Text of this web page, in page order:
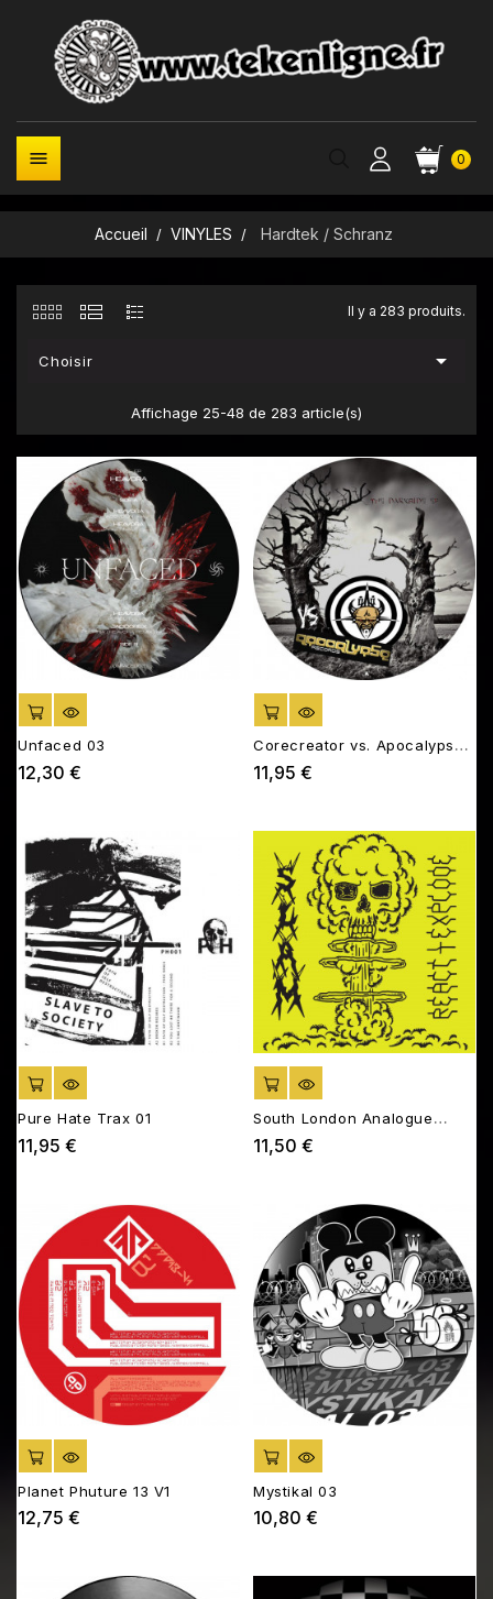
0

Accueil VINYLES Hardtek / Schranz
Il y a 283 produits.
Choisir 
Affichage 25-48 de 283 article(s)
AJOUTER AU PANIER
Unfaced 03
12,30 €
AJOUTER AU PANIER
Corecreator vs. Apocalypse
01
11,95 €
AJOUTER AU PANIER
Pure Hate Trax 01
11,95 €
AJOUTER AU PANIER
South London Analogue
Material 009
11,50 €
AJOUTER AU PANIER
Planet Phuture 13 V1
12,75 €
AJOUTER AU PANIER
Mystikal 03
10,80 €